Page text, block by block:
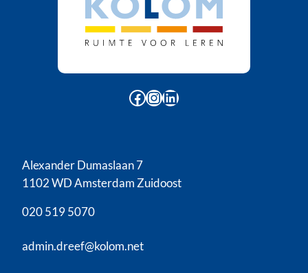
Facebook InstagramLinkedIn
Alexander Dumaslaan 7
1102 WD Amsterdam Zuidoost
020 519 5070
admin.dreef@kolom.net